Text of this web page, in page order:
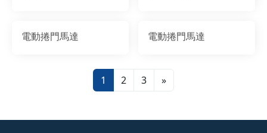
電動捲門馬達 電動捲門馬達
1 2 3 »